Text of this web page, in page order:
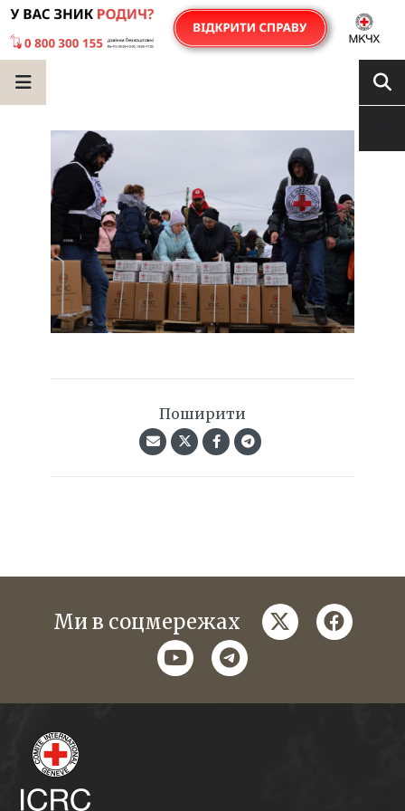
Поширити
Ми в соцмережах twitter
youtubetelegram